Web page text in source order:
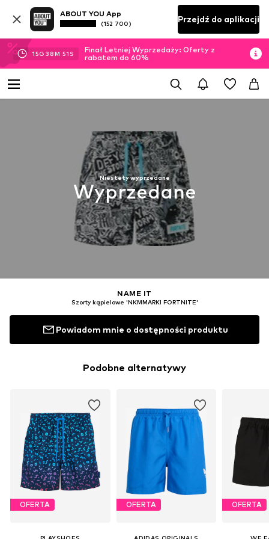
ABOUT YOU App
(152 700) Przejdź do aplikacji
15G 38M 51 S
Finał Letniej Wyprzedaży: Oferty z
rabatem do 60%
Niestety wyprzedane
Wyprzedane
NAME IT
Szorty kąpielowe 'NKMMARKI FORTNITE'
Powiadom mnie o dostępności produktu
Podobne alternatywy
OFERTA OFERTA OFERTA